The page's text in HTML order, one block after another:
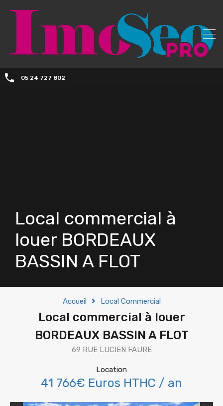
05 24 727 802
Local commercial à
louer BORDEAUX
BASSIN A FLOT
Accueil Local Commercial
Local commercial à louer
BORDEAUX BASSIN A FLOT
69 RUE LUCIEN FAURE
Location
41 766€ Euros HTHC / an